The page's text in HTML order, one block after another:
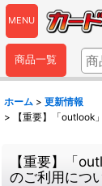
MENU
商品一覧
ホーム > 更新情報
>
【重要】「outlook
【重要】「
のご利用につ